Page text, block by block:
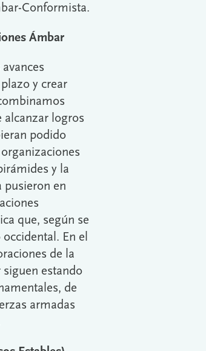
Conformista.
Ámbar
y crear
alcanzar logros
podido
y la
pusieron en
que, según se
En el
de la
estando
de
armadas